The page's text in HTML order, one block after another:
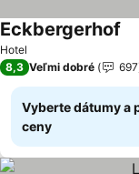
Hotel
Eckbergerhof
8,3 Veľmi dobré 697
Vyberte dátumy a
ceny